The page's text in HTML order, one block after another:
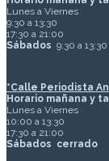
Lunes a Viernes
9:30 a 13:30
17:30 a 21:00
Sábados 9:30 a 13:30
*Calle Periodista
Horario mañana y
Lunes a Viernes
10:00 a 13:30
17:30 a 21:00
Sábados cerrado